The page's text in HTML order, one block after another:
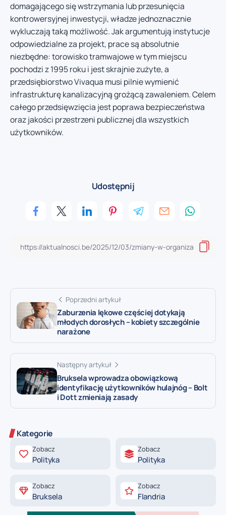
domagającego się wstrzymania lub przesunięcia
kontrowersyjnej inwestycji, władze jednoznacznie
wykluczają taką możliwość. Jak argumentują instytucje
odpowiedzialne za projekt, prace są absolutnie
niezbędne: torowisko tramwajowe w tym miejscu
pochodzi z 1995 roku i jest skrajnie zużyte, a
przedsiębiorstwo Vivaqua musi pilnie wymienić
infrastrukturę kanalizacyjną grożącą zawaleniem. Celem
całego przedsięwzięcia jest poprawa bezpieczeństwa
oraz jakości przestrzeni publicznej dla wszystkich
użytkowników.
Udostępnij
Poprzedni artykuł
Zaburzenia lękowe częściej dotykają
młodych dorosłych – kobiety szczególnie
narażone
Następny artykuł
Bruksela wprowadza obowiązkową
identyfikację użytkowników hulajnóg – Bolt
i Dott zmieniają zasady
Kategorie
Zobacz
Polityka
Zobacz
Polityka
Zobacz
Bruksela
Zobacz
Flandria